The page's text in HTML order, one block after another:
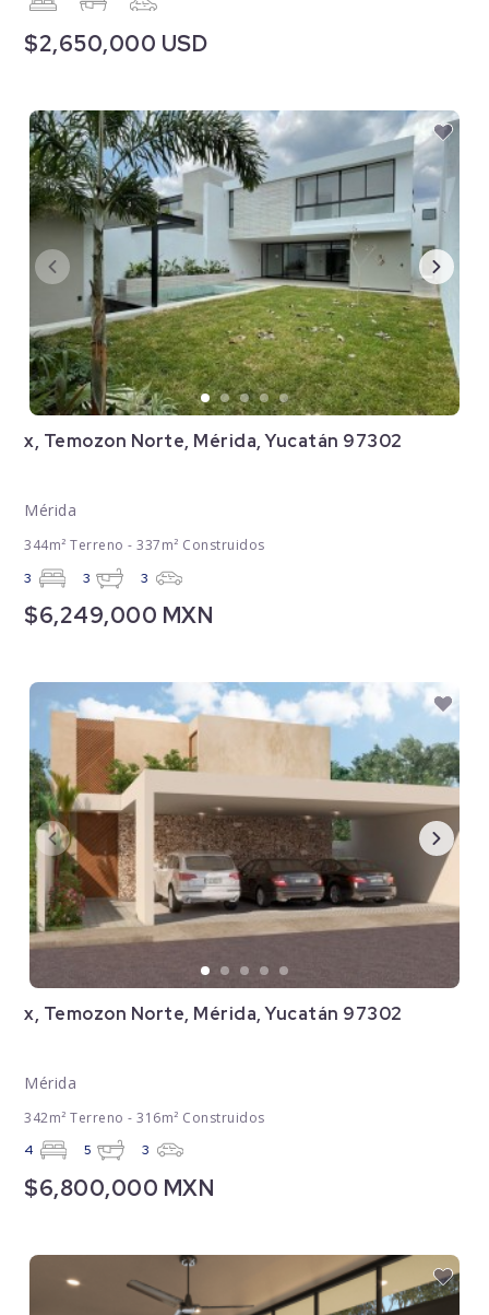
$2,650,000 USD
x, Temozon Norte, Mérida, Yucatán 97302
Mérida
344m² Terreno - 337m² Construidos
3 3 3
$6,249,000 MXN
x, Temozon Norte, Mérida, Yucatán 97302
Mérida
342m² Terreno - 316m² Construidos
4 5 3
$6,800,000 MXN